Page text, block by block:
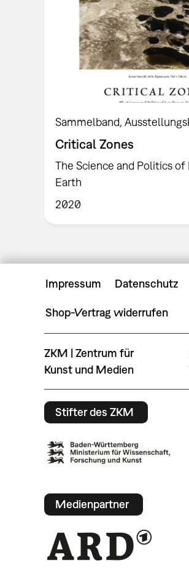
Sammelband
Critical Zones
The Science and Politics of
Earth
2020
Impressum Datenschutz
Shop-Vertrag widerrufen
ZKM | Zentrum für
Kunst und Medien
Stifter des ZKM
Medienpartner